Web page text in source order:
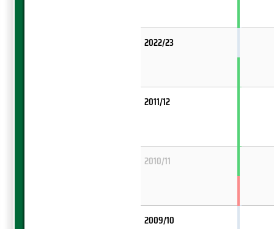
2022/23
2011/12
2010/11
2009/10